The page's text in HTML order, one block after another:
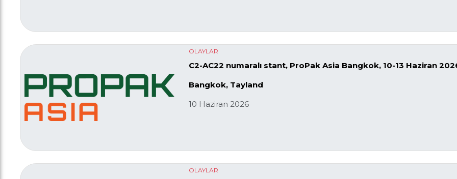
OLAYLAR
C2-AC22 numaralı stant, ProPak Asia Bangkok, 10-13 Haziran
Bangkok, Tayland
10 Haziran 2026
OLAYLAR